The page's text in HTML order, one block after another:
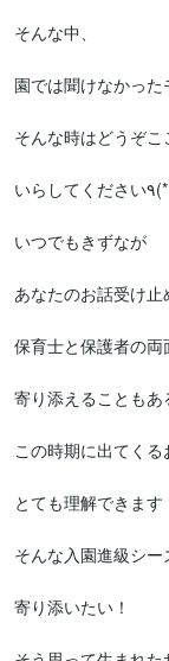
そんな中、
園では聞けなかった
そんな時はどうぞこ
いらしてください٩(*´︶`*)۶
いつでもきずなが
あなたのお話受け止
保育士と保護者の
寄り添えることもあ
この時期に出てくる
とても理解できます
そんな入園進級シ
寄り添いたい！